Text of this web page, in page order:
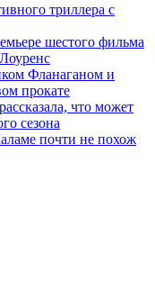
триллера с
шестого фильма
Фланаганом и
прокате
что может
сезона
почти не похож